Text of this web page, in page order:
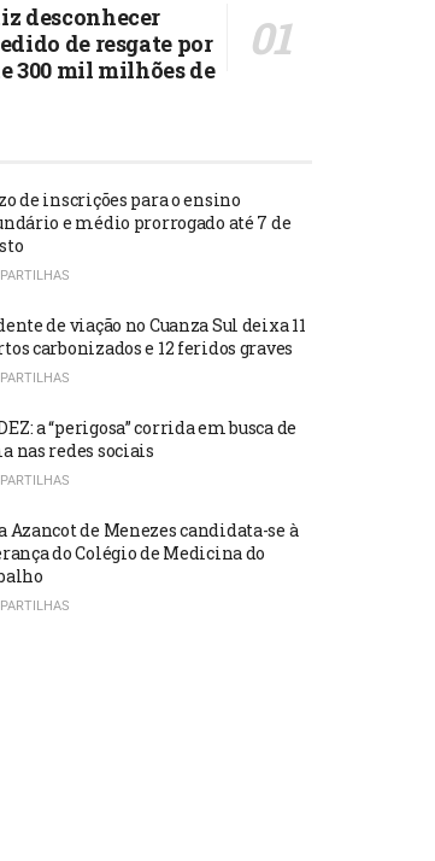
desconhecer
de resgate por
300 mil milhões de
de inscrições para o ensino
e médio prorrogado até 7 de
de viação no Cuanza Sul deixa 11
carbonizados e 12 feridos graves
a “perigosa” corrida em busca de
nas redes sociais
Azancot de Menezes candidata-se à
do Colégio de Medicina do